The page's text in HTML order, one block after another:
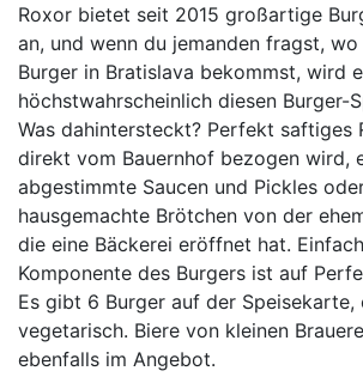
Roxor bietet seit 2015 großartige
an, und wenn du jemanden fragst,
Burger in Bratislava bekommst, wird
höchstwahrscheinlich diesen Burger-
Was dahintersteckt? Perfekt saftiges
direkt vom Bauernhof bezogen wird,
abgestimmte Saucen und Pickles
hausgemachte Brötchen von der
die eine Bäckerei eröffnet hat.
Komponente des Burgers ist auf
Es gibt 6 Burger auf der Speisekarte,
vegetarisch. Biere von kleinen
ebenfalls im Angebot.